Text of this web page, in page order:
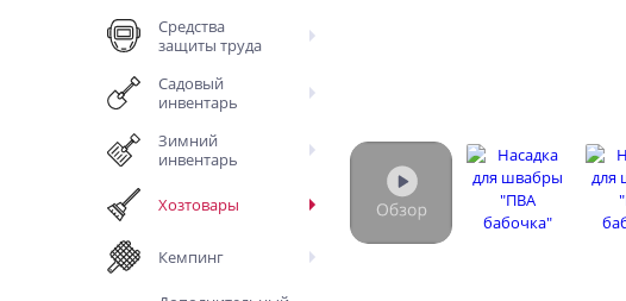
Средства
защиты труда
Садовый
инвентарь
Зимний
инвентарь
Хозтовары
Кемпинг